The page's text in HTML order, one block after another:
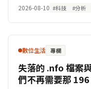
2026-08-10 #科技 #分析
數位生活 專欄
失落的 .nfo 檔案
們不再需要那